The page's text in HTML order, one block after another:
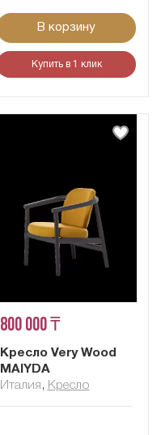
В корзину
Купить в 1 клик
800 000 ₸
Кресло Very Wood
MAIYDA
Италия , Кресло